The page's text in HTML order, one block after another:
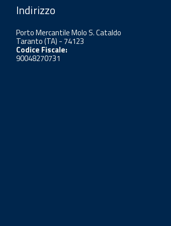
Indirizzo
Porto Mercantile Molo S. Cataldo
Taranto (TA) - 74123
Codice Fiscale:
90048270731